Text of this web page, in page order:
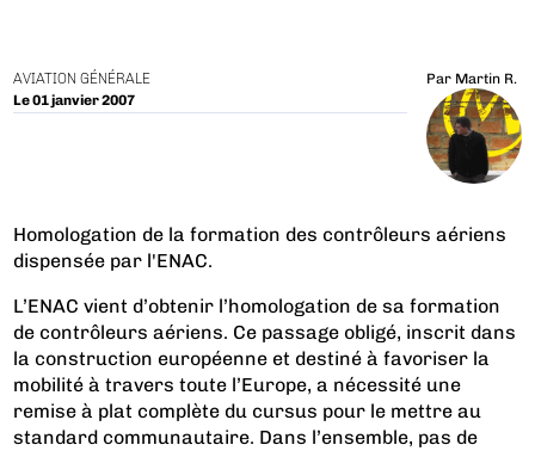
AVIATION GÉNÉRALE
Le 01 janvier 2007
Par Martin R.
Homologation de la formation des contrôleurs aériens
dispensée par l'ENAC.
L’ENAC vient d’obtenir l’homologation de sa formation
de contrôleurs aériens. Ce passage obligé, inscrit dans
la construction européenne et destiné à favoriser la
mobilité à travers toute l’Europe, a nécessité une
remise à plat complète du cursus pour le mettre au
standard communautaire. Dans l’ensemble, pas de